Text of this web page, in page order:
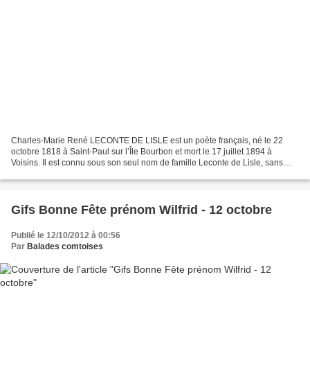
Charles-Marie René LECONTE DE LISLE est un poète français, né le 22
octobre 1818 à Saint-Paul sur l’Île Bourbon et mort le 17 juillet 1894 à
Voisins. Il est connu sous son seul nom de famille Leconte de Lisle, sans
Gifs Bonne Fête prénom Wilfrid - 12 octobre
Publié le 12/10/2012 à 00:56
Par Balades comtoises